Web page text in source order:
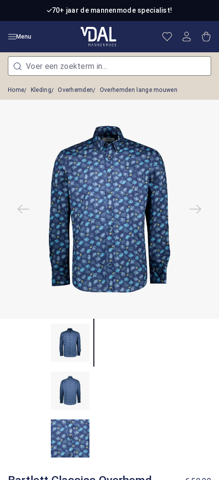
Ga naar de hoofdinhoud70+ jaar de mannenmode specialist!
Menu Je hebt 0
Home Kleding Overhemden Overhemden lange mouwen